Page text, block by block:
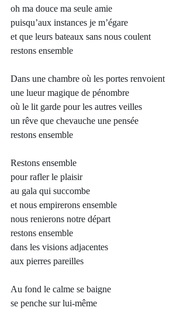
oh ma douce ma seule amie
puisqu’aux instances je m’égare
et que leurs bateaux sans nous coulent
restons ensemble
Dans une chambre où les portes renvoient
une lueur magique de pénombre
où le lit garde pour les autres veilles
un rêve que chevauche une pensée
restons ensemble
Restons ensemble
pour rafler le plaisir
au gala qui succombe
et nous empirerons ensemble
nous renierons notre départ
restons ensemble
dans les visions adjacentes
aux pierres pareilles
Au fond le calme se baigne
se penche sur lui-même